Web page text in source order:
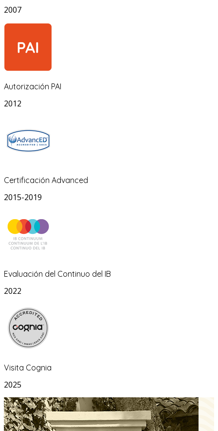
2007
Autorización PAI
2012
Certificación Advanced
2015-2019
Evaluación del Continuo del IB
2022
Visita Cognia
2025